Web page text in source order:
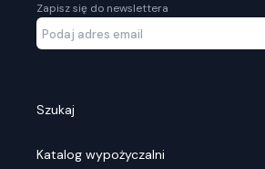
Zapisz się do newslettera
Szukaj
Katalog wypożyczalni